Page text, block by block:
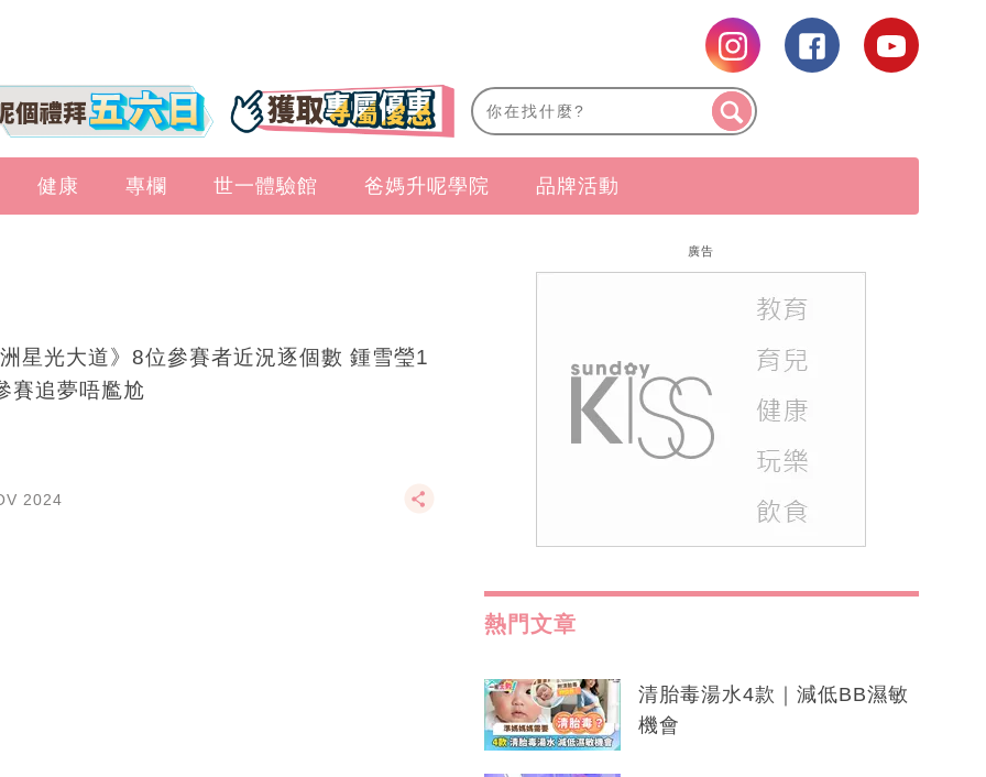
健康 專欄 世一體驗館 爸媽升呢學院 品牌活動
星光大道》8位參賽者近況逐個數 鍾雪瑩1
賽追夢唔尷尬
2024
廣告
熱門文章
清胎毒湯水4款｜減低BB濕敏
機會